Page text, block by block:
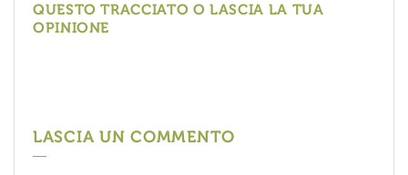
QUESTO TRACCIATO O LASCIA LA TUA
OPINIONE
LASCIA UN COMMENTO